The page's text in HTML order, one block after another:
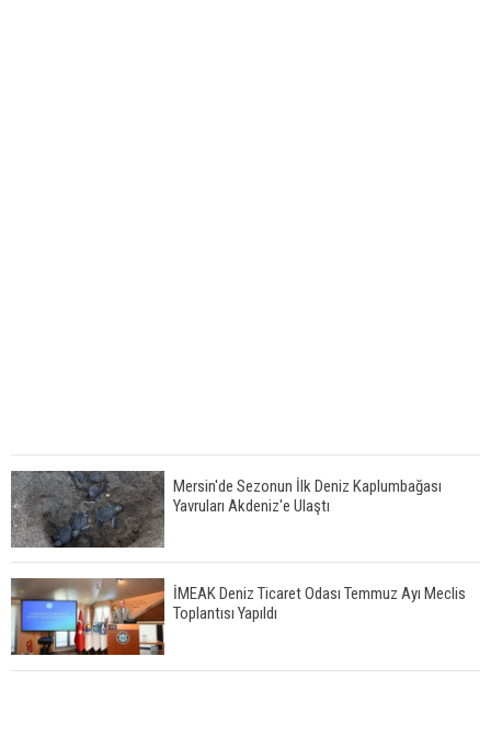
Mersin'de Sezonun İlk Deniz Kaplumbağası
Yavruları Akdeniz'e Ulaştı
İMEAK Deniz Ticaret Odası Temmuz Ayı Meclis
Toplantısı Yapıldı